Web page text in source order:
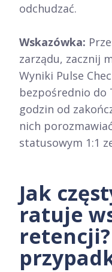
odchudzać.
Wskazówka:
zarządu, zacznij
Wyniki Pulse
bezpośrednio do
godzin od
nich
statusowym 1:1
Jak
ratuje